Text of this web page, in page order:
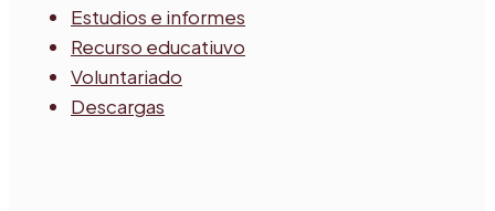
Estudios e informes
Recurso educatiuvo
Voluntariado
Descargas